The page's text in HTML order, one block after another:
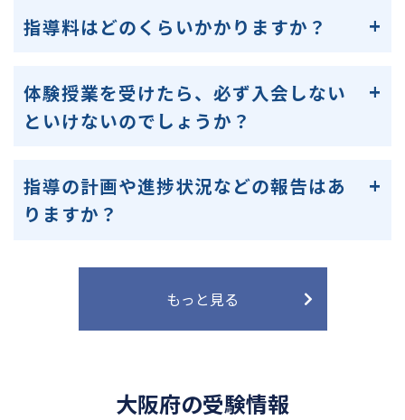
指導料はどのくらいかかりますか？
体験授業を受けたら、必ず入会しない
といけないのでしょうか？
指導の計画や進捗状況などの報告はあ
りますか？
もっと見る
大阪府の受験情報